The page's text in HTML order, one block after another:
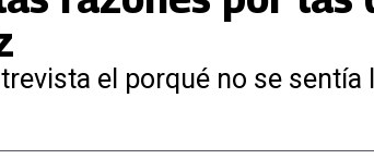
el porqué no se